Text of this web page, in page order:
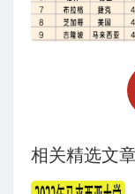
相关精选文